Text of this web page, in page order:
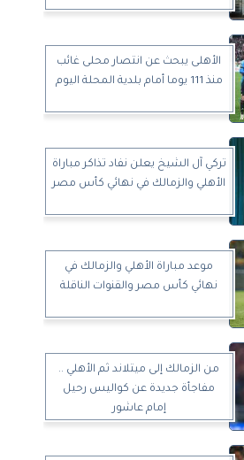
الأهلى يبحث عن انتصار محلى غائب
منذ 111 يوما أمام بلدية المحلة اليوم
تركي آل الشيخ يعلن نفاد تذاكر مباراة
الأهلي والزمالك في نهائي كأس مصر
موعد مباراة الأهلي والزمالك في
نهائي كأس مصر والقنوات الناقلة
من الزمالك إلى ميتلاند ثم الأهلي ..
مفاجأة جديدة عن كواليس رحيل
إمام عاشور